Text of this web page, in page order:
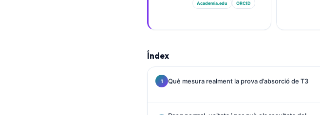
Academia.edu ORCID
Índex
Què mesura realment la prova d’absorció de T3